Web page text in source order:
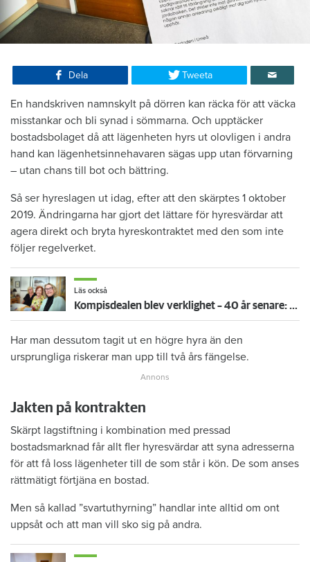
Dela Tweeta
En handskriven namnskylt på dörren kan räcka för att väcka
misstankar och bli synad i sömmarna. Och upptäcker
bostadsbolaget då att lägenheten hyrs ut olovligen i andra
hand kan lägenhetsinnehavaren sägas upp utan förvarning
– utan chans till bot och bättring.
Så ser hyreslagen ut idag, efter att den skärptes 1 oktober
2019. Ändringarna har gjort det lättare för hyresvärdar att
agera direkt och bryta hyreskontraktet med den som inte
följer regelverket.
Läs också
Kompisdealen blev verklighet – 40 år senare: "Flera fina fördelar med att dela bostad"
Har man dessutom tagit ut en högre hyra än den
ursprungliga riskerar man upp till två års fängelse.
Jakten på kontrakten
Skärpt lagstiftning i kombination med pressad
bostadsmarknad får allt fler hyresvärdar att syna adresserna
för att få loss lägenheter till de som står i kön. De som anses
rättmätigt förtjäna en bostad.
Men så kallad ”svartuthyrning” handlar inte alltid om ont
uppsåt och att man vill sko sig på andra.